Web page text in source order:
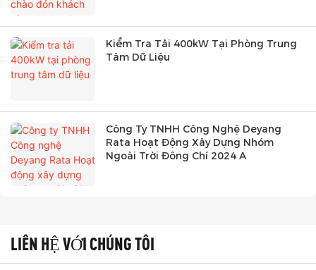
Kiểm Tra Tải 400kW Tại Phòng Trung
Tâm Dữ Liệu
Công Ty TNHH Công Nghệ Deyang
Rata Hoạt Động Xây Dựng Nhóm
Ngoài Trời Đông Chí 2024 A
LIÊN HỆ VỚI CHÚNG TÔI